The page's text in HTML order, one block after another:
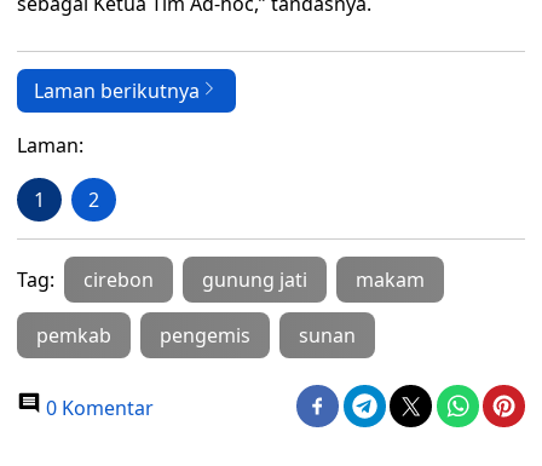
Laman berikutnya
Laman:
1 2
Tag: cirebon gunung jati makam
pemkab pengemis sunan
0 Komentar